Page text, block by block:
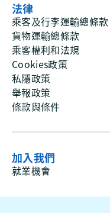
法律
乘客及行李運輸總條款
貨物運輸總條款
乘客權利和法規
Cookies政策
私隱政策
舉報政策
條款與條件
加入我們
就業機會